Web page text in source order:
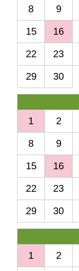
8 9
15 16
22 23
29 30
1
2
8 9
15 16
22 23
29 30
1
2